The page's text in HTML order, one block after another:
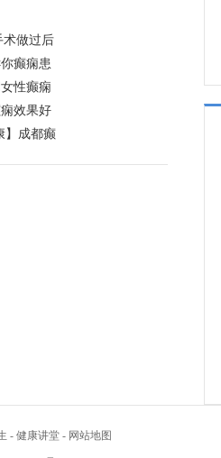
术做过后
癫痫患
性癫痫
效果好
】成都癫
- 健康讲堂 - 网站地图